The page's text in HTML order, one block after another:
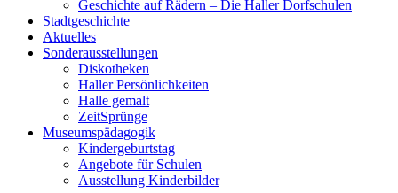
Geschichte auf Rädern – Die Haller Dorfschulen
Stadtgeschichte
Aktuelles
Sonderausstellungen
Diskotheken
Haller Persönlichkeiten
Halle gemalt
ZeitSprünge
Museumspädagogik
Kindergeburtstag
Angebote für Schulen
Ausstellung Kinderbilder